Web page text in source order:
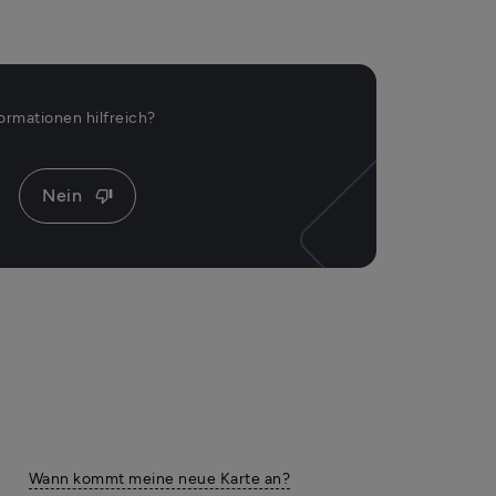
hilfreich?
Nein thumb_down
Wann kommt meine neue Karte an?